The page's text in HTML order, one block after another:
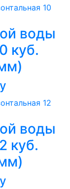
воды
куб.
воды
куб.